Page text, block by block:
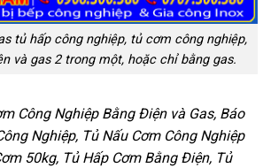
tủ hấp công nghiệp, tủ cơm công nghiệp,
và gas 2 trong một, hoặc chỉ bằng gas.
Công Nghiệp Bằng Điện và Gas, Báo
Nghiệp, Tủ Nấu Cơm Công Nghiệp
50kg, Tủ Hấp Cơm Bằng Điện, Tủ